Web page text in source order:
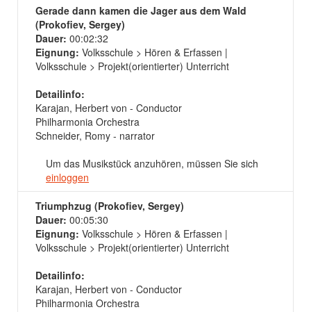
Gerade dann kamen die Jager aus dem Wald
(Prokofiev, Sergey)
Dauer: 00:02:32
Eignung: Volksschule > Hören & Erfassen |
Volksschule > Projekt(orientierter) Unterricht
Detailinfo:
Karajan, Herbert von - Conductor
Philharmonia Orchestra
Schneider, Romy - narrator
Um das Musikstück anzuhören, müssen Sie sich
einloggen
Triumphzug (Prokofiev, Sergey)
Dauer: 00:05:30
Eignung: Volksschule > Hören & Erfassen |
Volksschule > Projekt(orientierter) Unterricht
Detailinfo:
Karajan, Herbert von - Conductor
Philharmonia Orchestra